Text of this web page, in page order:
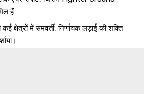
हैं
क्षेत्रों में समवर्ती, निर्णायक लड़ाई की शक्ति